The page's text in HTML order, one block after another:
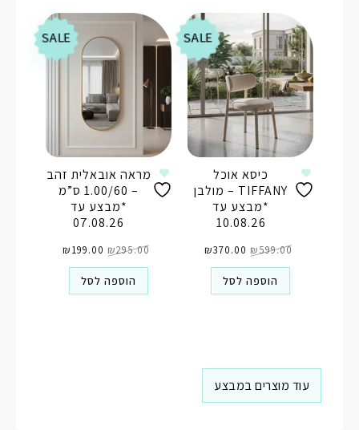
SALE
מראה אובאלית זהב
– 1.00/60 ס”מ
*מבצע עד
07.08.26
₪295.00 המקורי
היה:
₪295.00.
₪199.00 הנוכחי
הוא:
הוספה לסל
SALE
כיסא אוכל
TIFFANY – מולבן
*מבצע עד
10.08.26
₪599.00 המקורי
היה:
₪599.00.
₪370.00 הנוכחי
הוא:
הוספה לסל
עוד מוצרים במבצע